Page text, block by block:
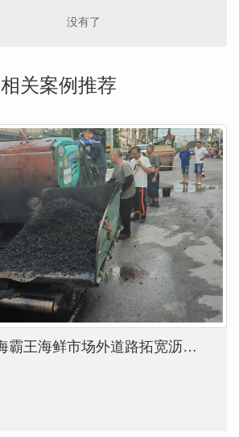
没有了
相关案例推荐
成都市新都区海霸王海鲜市场外道路拓宽沥青砼施工